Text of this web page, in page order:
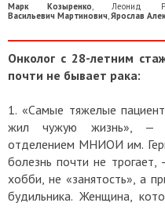
Марк Козыренко,Леонид
Васильевич Мартинович,Ярослав
Онколог с 28-летним
почти не бывает рака:
1. «Самые тяжелые
жил чужую жизнь», —
отделением МНИОИ им.
болезнь почти не
хобби, не «занятость», а
будильника. Женщина,